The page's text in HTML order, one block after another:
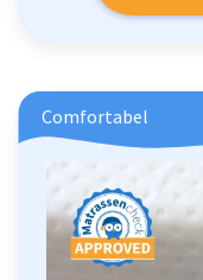
Comfortabel